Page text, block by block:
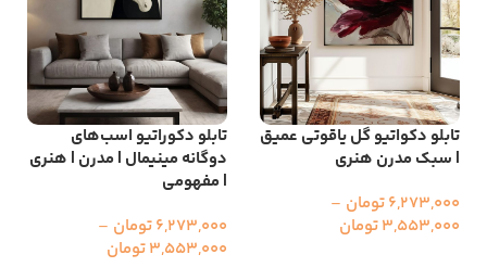
تابلو دکواتیو گل یاقوتی عمیق
| سبک مدرن هنری
6,273,000تومان –
3,553,000تومان
تابلو دکوراتیو اسب‌های
دوگانه مینیمال | مدرن | هنری
| مفهومی
6,273,000تومان –
3,553,000تومان